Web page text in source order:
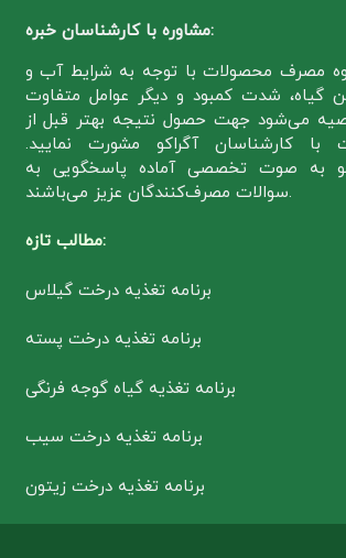
مشاوره با کارشناسان خبره:
مصرف محصولات با توجه به شرایط آب و
گیاه، شدت کمبود و دیگر عوامل متفاوت
می‌شود جهت حصول نتیجه بهتر قبل از
کارشناسان آگراکو مشورت نمایید.
به صوت تخصصی آماده پاسخگویی به
سوالات مصرف‌کنندگان عزیز می‌باشند.
مطالب تازه:
برنامه تغذیه درخت گیلاس
برنامه تغذیه درخت پسته
برنامه تغذیه گیاه گوجه فرنگی
برنامه تغذیه درخت سیب
برنامه تغذیه درخت زیتون